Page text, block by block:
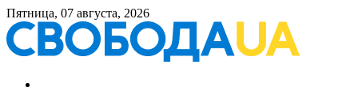
Пятница, 07 августа, 2026